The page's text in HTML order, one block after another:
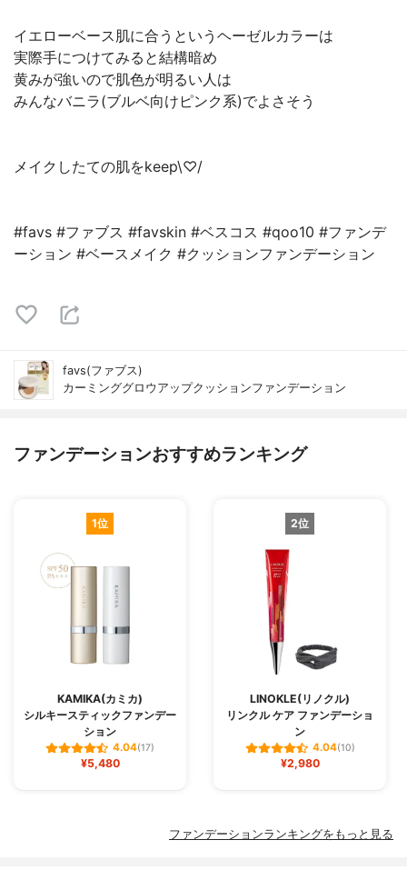
イエローベース肌に合うというヘーゼルカラーは
実際手につけてみると結構暗め
黄みが強いので肌色が明るい人は
みんなバニラ(ブルベ向けピンク系)でよさそう
メイクしたての肌をkeep\♡/
#favs #ファブス #favskin #ベスコス #qoo10 #ファンデ
ーション #ベースメイク #クッションファンデーション
favs(ファブス)
カーミンググロウアップクッションファンデーション
ファンデーションおすすめランキング
1位
KAMIKA(カミカ)
シルキースティックファンデー
ション
4.04(17)
¥5,480
2位
LINOKLE(リノクル)
リンクル ケア ファンデーショ
ン
4.04(10)
¥2,980
ファンデーションランキングをもっと見る